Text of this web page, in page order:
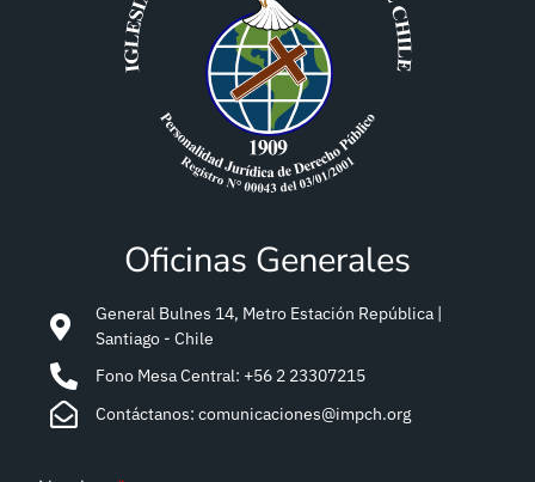
Oficinas Generales
General Bulnes 14, Metro Estación República |
Santiago - Chile
Fono Mesa Central: +56 2 23307215
Contáctanos: comunicaciones@impch.org